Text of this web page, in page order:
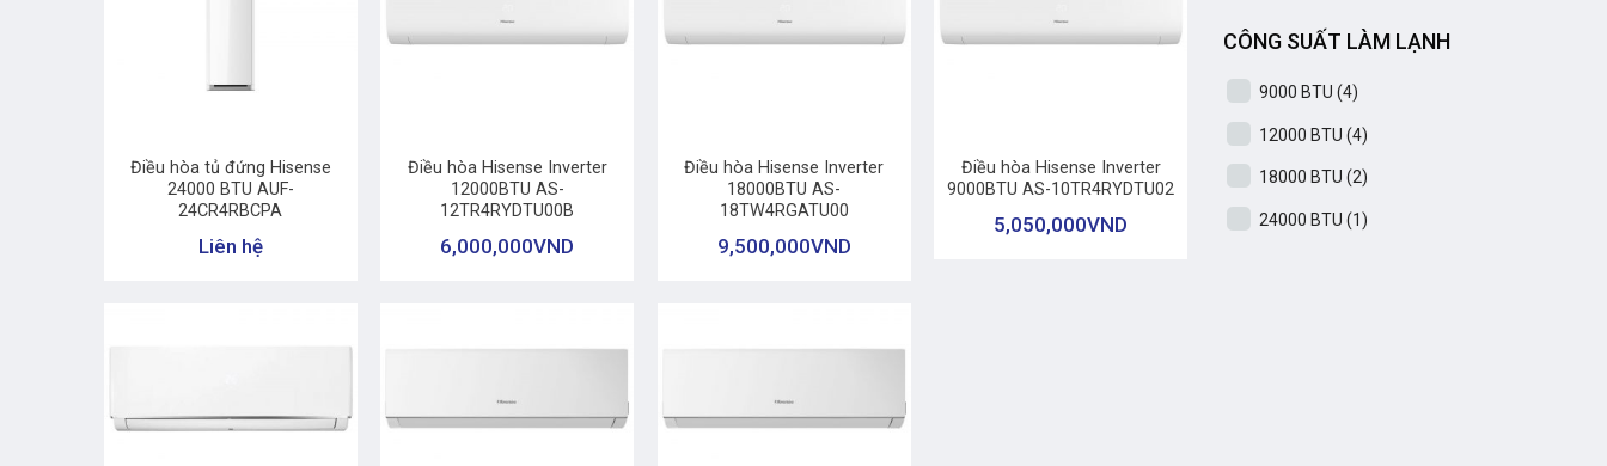
Điều hòa tủ đứng Hisense
24000 BTU AUF-
24CR4RBCPA
Liên hệ
Điều hòa Hisense Inverter
12000BTU AS-
12TR4RYDTU00B
6,000,000VND
Điều hòa Hisense Inverter
18000BTU AS-
18TW4RGATU00
9,500,000VND
Điều hòa Hisense Inverter
9000BTU AS-10TR4RYDTU02
5,050,000VND
CÔNG SUẤT LÀM LẠNH
9000 BTU (4)
12000 BTU (4)
18000 BTU (2)
24000 BTU (1)